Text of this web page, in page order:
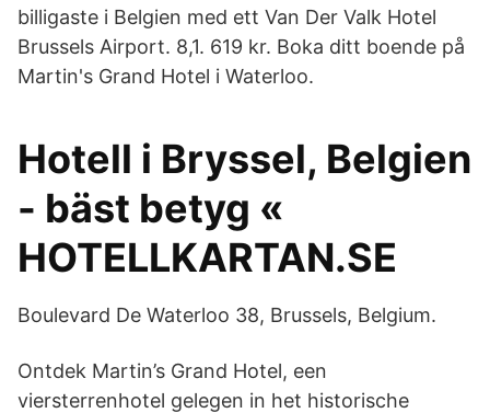
billigaste i Belgien med ett Van Der Valk Hotel
Brussels Airport. 8,1. 619 kr. Boka ditt boende på
Martin's Grand Hotel i Waterloo.
Hotell i Bryssel, Belgien
- bäst betyg «
HOTELLKARTAN.SE
Boulevard De Waterloo 38, Brussels, Belgium.
Ontdek Martin’s Grand Hotel, een
viersterrenhotel gelegen in het historische